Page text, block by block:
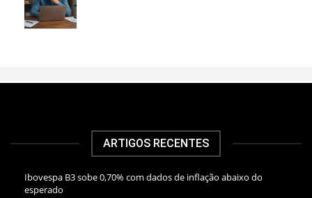
ARTIGOS RECENTES
Ibovespa B3 sobe 0,70% com dados de inflação abaixo do
esperado